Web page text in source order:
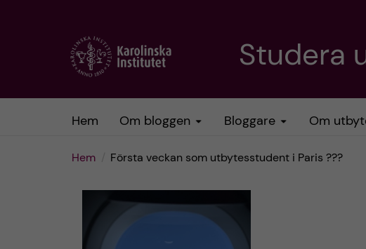
Studera
Hem Om bloggen Bloggare Om
Hem Första veckan som utbytesstudent i Paris ???